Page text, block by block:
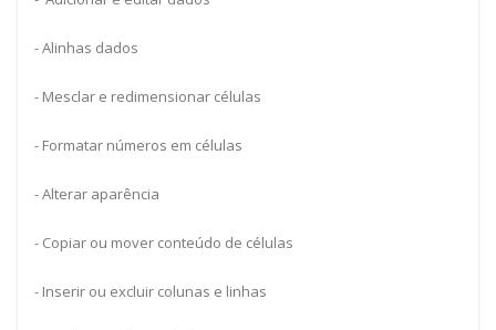
- Alinhas dados
- Mesclar e redimensionar células
- Formatar números em células
- Alterar aparência
- Copiar ou mover conteúdo de células
- Inserir ou excluir colunas e linhas